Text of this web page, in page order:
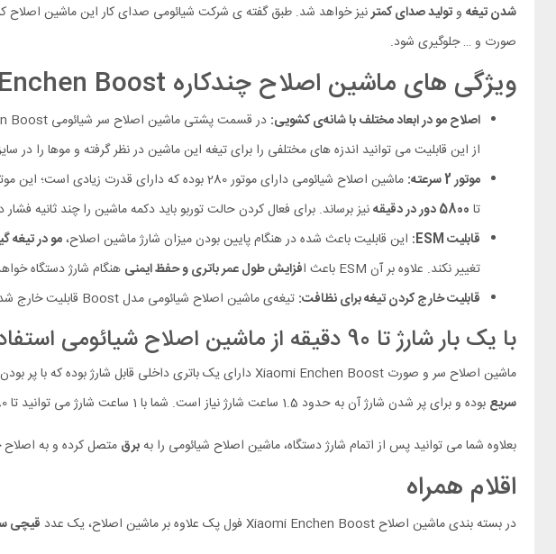
شدن تیغه وتولید صدای کمترنیز خواهد شد. طبق گفته ی شرکت شیائومی صدای کار این ماشین اصلاح
صورت و … جلوگیری شود.
ویژگی های ماشین اصلاح چندکاره Xiaomi Enchen Boost
اصلاح مو در ابعاد مختلف با شانه‌ی کشویی: در قسمت پشتی ماشین اصلاح سر شیائومی Enchen Boost یک دکمه برای تنظیم مقدار طول اصلاح تعبیه شده که از
از این قابلیت می توانید اندزه های مختلفی را برای تیغه این ماشین در نظر گرفته و موها را در
موتور 2 سرعته:
ماشین اصلاح شیائومی دارای موتور 280 بوده که دارای قدرت زیادی است؛ این موتور قادر است سرعت
تا 5800 دور در دقیقه
نیز برساند. برای فعال کردن حالت توربو باید دکمه ماشین را چند ثانیه فشار
قابلیت ESM:
این قابلیت باعث شده در هنگام پایین بودن میزان شارژ ماشین اصلاح،مو در تیغه
تغییر نکند. علاوه بر آن ESM باعث ا
فزایش طول عمر باتری و حفظ ایمنی هنگام شارژ دستگاه
قابلیت خارج کردن تیغه برای نظافت: تیغه‌ی ماشین اصلاح شیائومی مدل Boost قابلیت خارج شدن را داشته و می توانید برای تمیز کردن بهتر تیغه و ماشین از این قابلیت استفاده کنید.
با یک بار شارژ تا 90 دقیقه از ماشین اصلاح شیائومی استفاده کنید
ماشین اصلاح سر و صورت Xiaomi Enchen Boost دارای یک باتری داخلی قابل شارژ بوده که با پر بودن شارژ آن می توانید تا حدود
سریع بوده و برای پر شدن شارژ آن به حدود 1.5 ساعت شارژ نیاز است. شما با 1 ساعت شارژ می توانید تا 80 دقیقه از ماشین اصلاح صورت شیائومی استفاده کنید.
بعلاوه شما می توانید پس از اتمام شارژ دستگاه، ماشین اصلاح شیائومی را بهبرق متصل کرده و به اصلاح
اقلام همراه
در بسته بندی ماشین اصلاح Xiaomi Enchen Boost فول پک علاوه بر ماشین اصلاح، یک عدد قیچی